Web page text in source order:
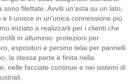
filettate. Avviti un'asta su un lato,
li unisce in un'unica connessione più
iniziato a realizzarli per i clienti che
in alluminio: protezioni per
espositori e persino telai per pannelli
la stessa parte è finita nella
nelle facciate continue e nei sistemi di